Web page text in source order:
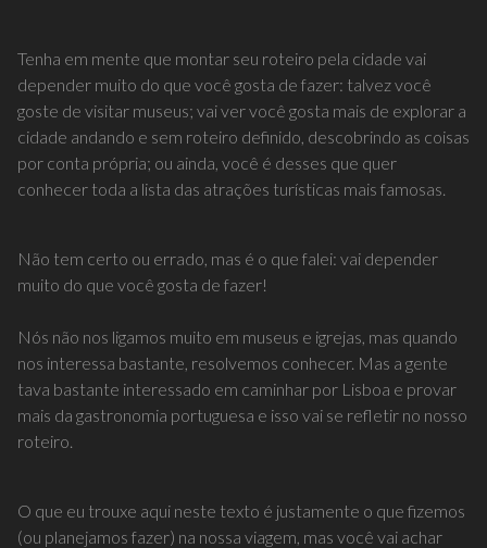
Tenha em mente que montar seu roteiro pela cidade vai
depender muito do que você gosta de fazer: talvez você
goste de visitar museus; vai ver você gosta mais de explorar a
cidade andando e sem roteiro definido, descobrindo as coisas
por conta própria; ou ainda, você é desses que quer
conhecer toda a lista das atrações turísticas mais famosas.
Não tem certo ou errado, mas é o que falei: vai depender
muito do que você gosta de fazer!
Nós não nos ligamos muito em museus e igrejas, mas quando
nos interessa bastante, resolvemos conhecer. Mas a gente
tava bastante interessado em caminhar por Lisboa e provar
mais da gastronomia portuguesa e isso vai se refletir no nosso
roteiro.
O que eu trouxe aqui neste texto é justamente o que fizemos
(ou planejamos fazer) na nossa viagem, mas você vai achar